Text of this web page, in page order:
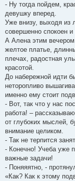
- Ну тогда пойдем,
девушку вперед.
Уже внизу, выходя из
совершенно спокоен
А Алена этим вечером
желтое платье,
плечах, радостная
красотой.
До набережной идти
неторопливо
именно ему стоит
- Вот, так что у нас
работа! –
от глубоких мыслей,
внимание целиком.
- Так не терпится
- Конечно! Учеба уже
важные задачи!
- Поняяятно, -
«Как? Как к этому